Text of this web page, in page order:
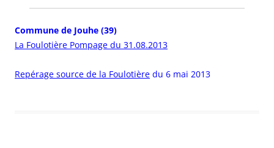
Commune de Jouhe (39)
La Foulotière Pompage du 31.08.2013
Repérage source de la Foulotière du 6 mai 2013